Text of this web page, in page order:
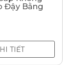
Đậy Bằng
TIẾT